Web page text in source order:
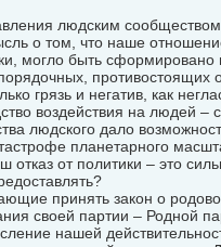
людским
о том, что наше
могло быть сформировано
противостоящих
грязь и негатив, как
воздействия на людей –
людского дало
планетарного
от политики – это
принять закон о
своей партии – Родной
нашей